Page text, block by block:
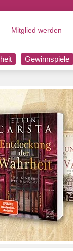
Mitglied werden
Gewinnspiele